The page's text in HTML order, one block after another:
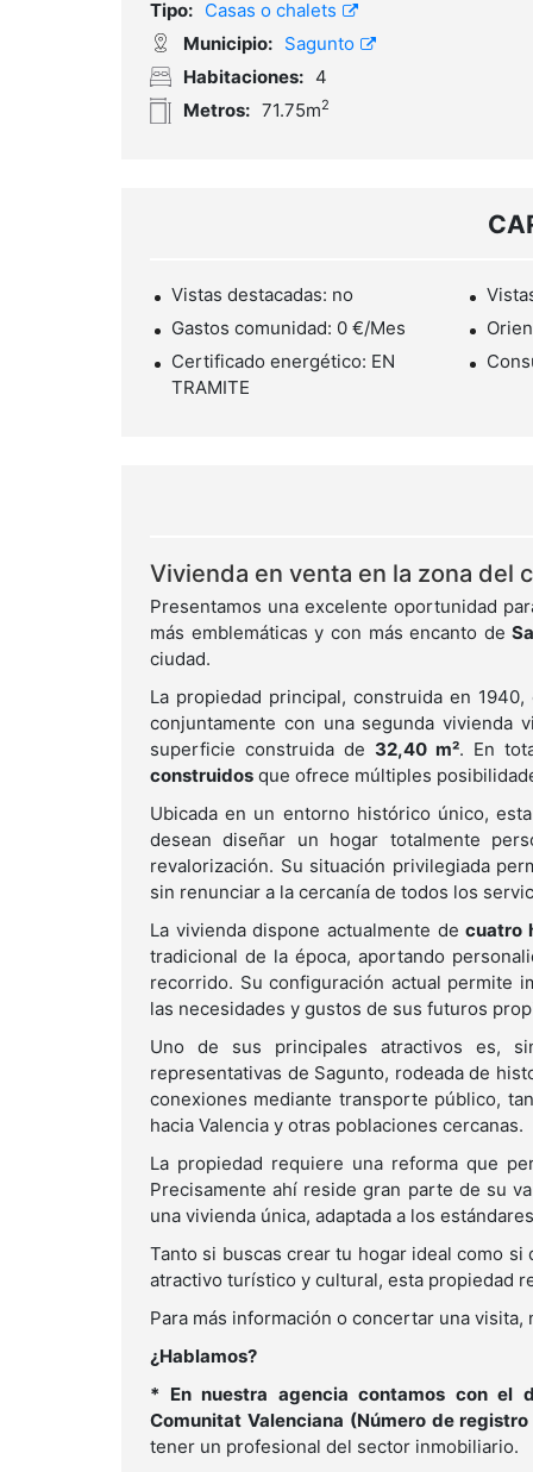
Tipo: Casas o chalets
Municipio: Sagunto
Habitaciones: 4
Metros: 71.75m2
Vistas destacadas: no
Gastos comunidad: 0 €/Mes
Certificado energético: EN
TRAMITE
Vivienda en venta en la zona del
Presentamos una excelente oportunidad
más emblemáticas y con más encanto de
ciudad.
La propiedad principal, construida en
conjuntamente con una segunda vivienda
superficie construida de 32,40 m². En
construidos que ofrece múltiples
Ubicada en un entorno histórico único,
desean diseñar un hogar totalmente
revalorización. Su situación privilegiada
sin renunciar a la cercanía de todos los
La vivienda dispone actualmente decuatro
tradicional de la época, aportando
recorrido. Su configuración actual permite
las necesidades y gustos de sus futuros
Uno de sus principales atractivos es,
representativas de Sagunto, rodeada de
conexiones mediante transporte público,
hacia Valencia y otras poblaciones cercanas.
La propiedad requiere una reforma que
Precisamente ahí reside gran parte de su
una vivienda única, adaptada a los
Tanto si buscas crear tu hogar ideal como
atractivo turístico y cultural, esta propiedad
Para más información o concertar una
¿Hablamos?
* En nuestra agencia contamos con el
Comunitat Valenciana (Número de registro
tener un profesional del sector inmobiliario.